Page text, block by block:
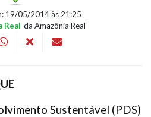
19/05/2014 às 21:25
Real da Amazônia Real
Sustentável (PDS)